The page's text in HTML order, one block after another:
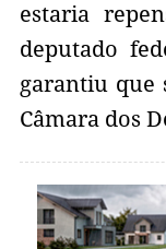
estaria
deputado
garantiu que
Câmara dos